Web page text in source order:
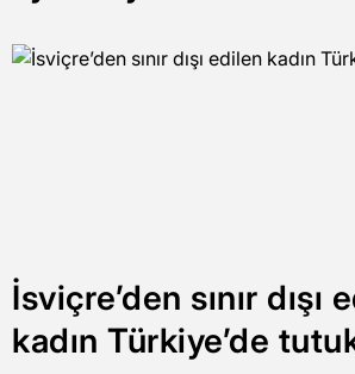
İsviçre’den sınır dışı
kadın Türkiye’de